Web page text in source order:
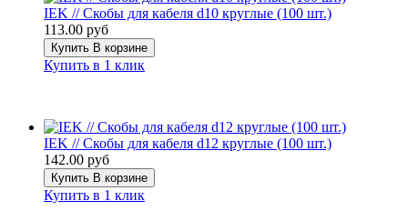
IEK // Скобы для кабеля d10 круглые (100 шт.)
113.00 руб
Купить В корзине
Купить в 1 клик
IEK // Скобы для кабеля d12 круглые (100 шт.)
142.00 руб
Купить В корзине
Купить в 1 клик